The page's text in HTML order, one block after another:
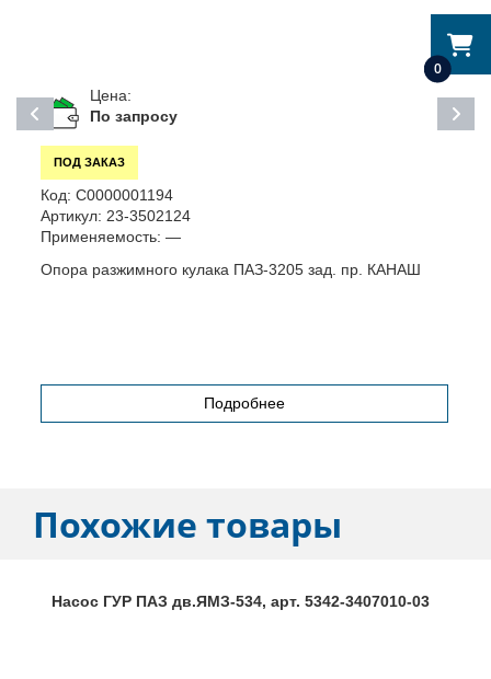
0
Цена:
По запросу
ПОД ЗАКАЗ
Код: С0000001194
Артикул: 23-3502124
Применяемость: —
Опора разжимного кулака ПАЗ-3205 зад. пр. КАНАШ
Подробнее
Похожие товары
Насос ГУР ПАЗ дв.ЯМЗ-534, арт. 5342-3407010-03